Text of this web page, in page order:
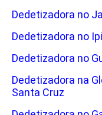
Dedetizadora no
Dedetizadora no
Dedetizadora no
Dedetizadora na
Santa Cruz